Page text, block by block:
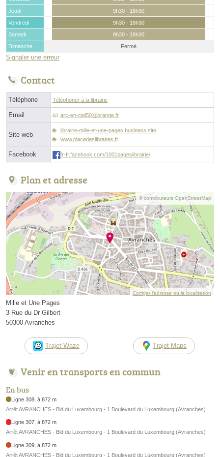
Jeudi
9h30 - 18h30
Vendredi
9h30 - 18h30
Samedi
9h30 - 18h30
Dimanche
Fermé
Signaler une erreur
Contact
Téléphone Téléphoner à la librairie
Email arc-en-ciel50ⓐorange.fr
Site web
librairie-mille-et-une-pages.business.site
www.placedeslibraires.fr
Facebook fr-fr.facebook.com/1001pageslibrairie/
Plan et adresse
© contributeurs OpenStreetMap
Corriger l’adresse ou la localisation
Mille et Une Pages
3 Rue du Dr Gilbert
50300 Avranches
Trajet Waze Trajet Maps
Venir en transports en commun
En bus
Ligne 308, à 872 m
Arrêt AVRANCHES - Bld du Luxembourg - 1 Boulevard du Luxembourg (Avranches)
Ligne 307, à 872 m
Arrêt AVRANCHES - Bld du Luxembourg - 1 Boulevard du Luxembourg (Avranches)
Ligne 309, à 872 m
Arrêt AVRANCHES - Bld du Luxembourg - 1 Boulevard du Luxembourg (Avranches)